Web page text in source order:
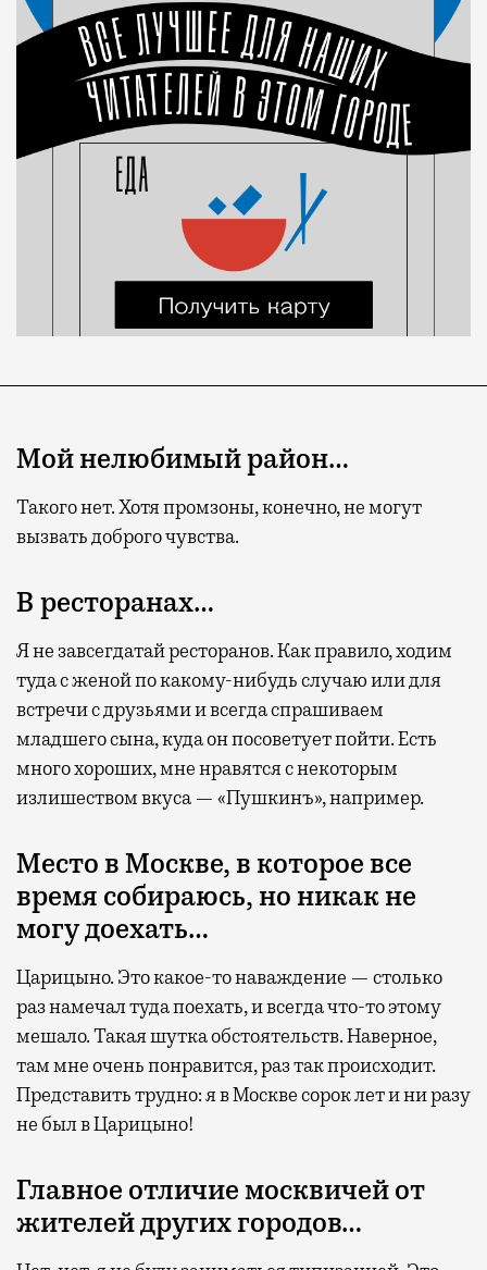
Мой нелюбимый район…
Такого нет. Хотя промзоны, конечно, не могут
вызвать доброго чувства.
В ресторанах…
Я не завсегдатай ресторанов. Как правило, ходим
туда с женой по какому-нибудь случаю или для
встречи с друзьями и всегда спрашиваем
младшего сына, куда он посоветует пойти. Есть
много хороших, мне нравятся с некоторым
излишеством вкуса — «Пушкинъ», например.
Место в Москве, в которое все
время собираюсь, но никак не
могу доехать…
Царицыно. Это какое-то наваждение — столько
раз намечал туда поехать, и всегда что-то этому
мешало. Такая шутка обстоятельств. Наверное,
там мне очень понравится, раз так происходит.
Представить трудно: я в Москве сорок лет и ни разу
не был в Царицыно!
Главное отличие москвичей от
жителей других городов…